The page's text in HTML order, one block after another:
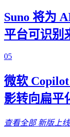
Suno 将为
平台可识别
05
微软
影转向扁平
查看全部 新版上线